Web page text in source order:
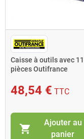
Caisse à outils avec 11
pièces Outifrance
48,54 € TTC
shopping_cart
Ajouter au
panier